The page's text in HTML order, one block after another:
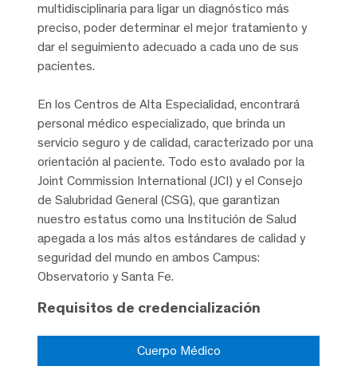
multidisciplinaria para ligar un diagnóstico más
preciso, poder determinar el mejor tratamiento y
dar el seguimiento adecuado a cada uno de sus
pacientes.
En los Centros de Alta Especialidad, encontrará
personal médico especializado, que brinda un
servicio seguro y de calidad, caracterizado por una
orientación al paciente. Todo esto avalado por la
Joint Commission International (JCI) y el Consejo
de Salubridad General (CSG), que garantizan
nuestro estatus como una Institución de Salud
apegada a los más altos estándares de calidad y
seguridad del mundo en ambos Campus:
Observatorio y Santa Fe.
Requisitos de credencialización
Cuerpo Médico